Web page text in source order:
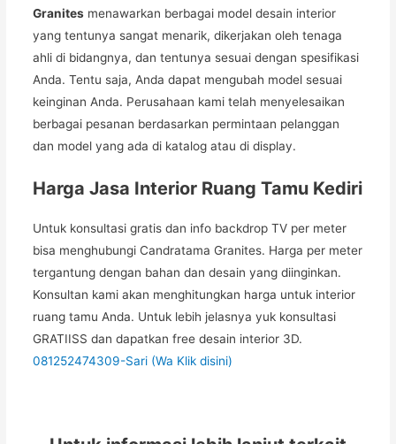
Granites menawarkan berbagai model desain interior
yang tentunya sangat menarik, dikerjakan oleh tenaga
ahli di bidangnya, dan tentunya sesuai dengan spesifikasi
Anda. Tentu saja, Anda dapat mengubah model sesuai
keinginan Anda. Perusahaan kami telah menyelesaikan
berbagai pesanan berdasarkan permintaan pelanggan
dan model yang ada di katalog atau di display.
Harga Jasa Interior Ruang Tamu Kediri
Untuk konsultasi gratis dan info backdrop TV per meter
bisa menghubungi Candratama Granites. Harga per meter
tergantung dengan bahan dan desain yang diinginkan.
Konsultan kami akan menghitungkan harga untuk interior
ruang tamu Anda. Untuk lebih jelasnya yuk konsultasi
GRATIISS dan dapatkan free desain interior 3D.
081252474309-Sari (Wa Klik disini)